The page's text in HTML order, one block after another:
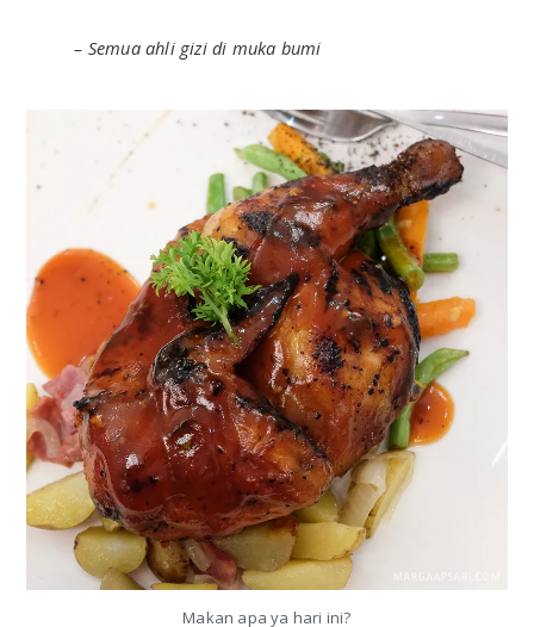
– Semua ahli gizi di muka bumi
Makan apa ya hari ini?